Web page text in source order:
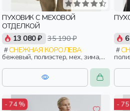
ПУХОВИК С МЕХОВОЙ
ОТДЕЛКОЙ
13 080 ₽ 35 190 ₽
СНЕЖНАЯ КОРОЛЕВА
бежевый, полиэстер, мех, зима,
осень, россия, прямые, застежка,
утепленные, стеганые, кнопки,
прорези, карман, воротник,
женщины, взрослые
- 74 % -